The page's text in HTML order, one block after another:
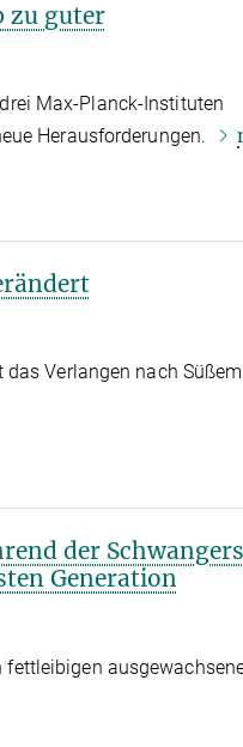
zu guter
Max-Planck-Instituten
Herausforderungen.
Verlangen nach Süßem
der
Generation
fettleibigen